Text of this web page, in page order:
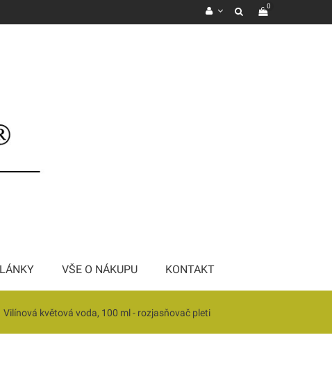
0
VŠE O NÁKUPU KONTAKT
Vilínová květová voda, 100 ml - rozjasňovač pleti